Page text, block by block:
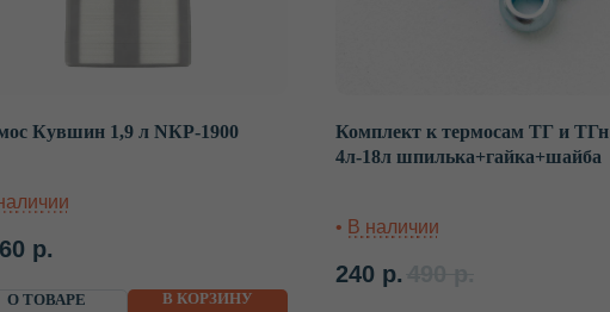
Кувшин 1,9 л NКP-1900
р.
О ТОВАРЕ В КОРЗИНУ
Комплект к термосам ТГ и ТГн
4л-18л шпилька+гайка+шайба
240 р.